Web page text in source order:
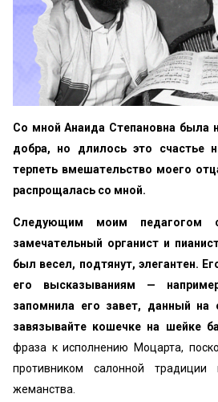
Со мной Анаида Степановна была
добра, но длилось это счастье
терпеть вмешательство моего
рас­прощалась со мной.
Следующим моим педагогом
замечательный органист и
был весел, подтянут, элегантен.
его высказываниям —
запомнила его завет, данный на
завязывайте кошечке на шейке
фраза к исполнению Моцарта,
противником салонной
жеманства.